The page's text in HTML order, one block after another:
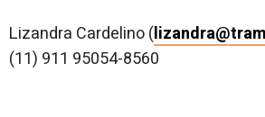
Lizandra Cardelino (
(11) 911 95054-8560